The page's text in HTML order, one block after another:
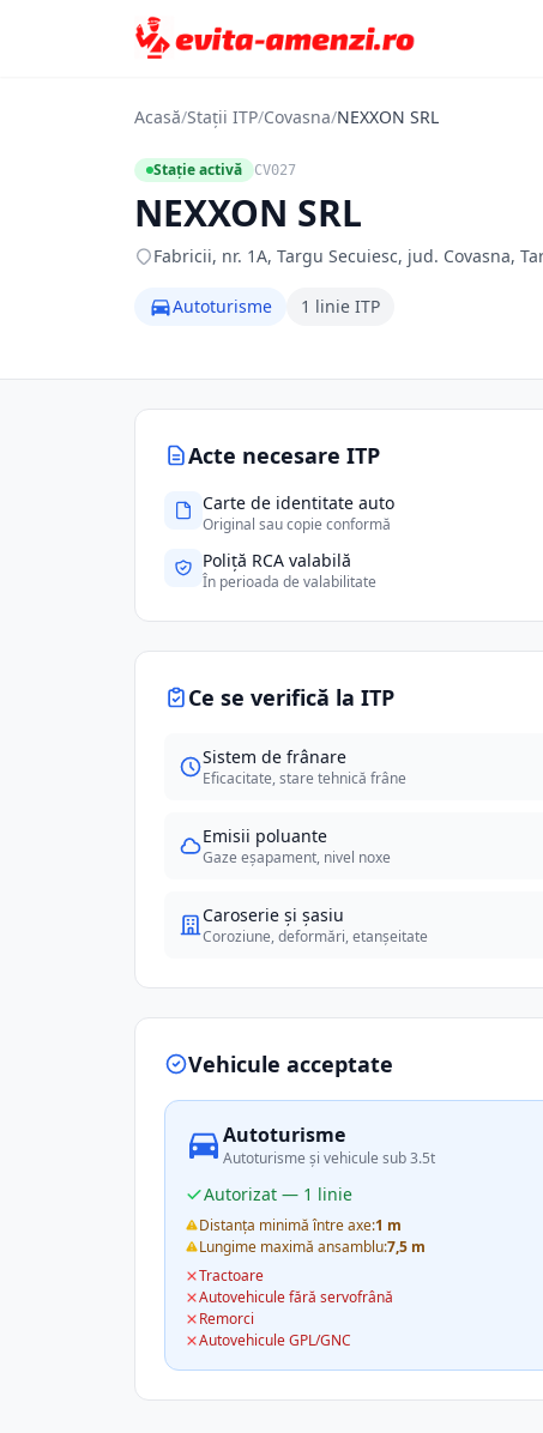
Acasă/Stații ITP/Covasna/NEXXON SRL
Stație activă CV027
NEXXON SRL
Fabricii, nr. 1A, Targu Secuiesc, jud. Covasna,
Autoturisme 1 linie ITP
Acte necesare ITP
Carte de identitate auto
Original sau copie conformă
Poliță RCA valabilă
În perioada de valabilitate
Ce se verifică la ITP
Sistem de frânare
Eficacitate, stare tehnică frâne
Emisii poluante
Gaze eșapament, nivel noxe
Caroserie și șasiu
Coroziune, deformări, etanșeitate
Vehicule acceptate
Autoturisme
Autoturisme și vehicule sub 3.5t
Autorizat — 1 linie
Distanța minimă între axe:1 m
Lungime maximă ansamblu:7,5 m
Tractoare
Autovehicule fără servofrână
Remorci
Autovehicule GPL/GNC